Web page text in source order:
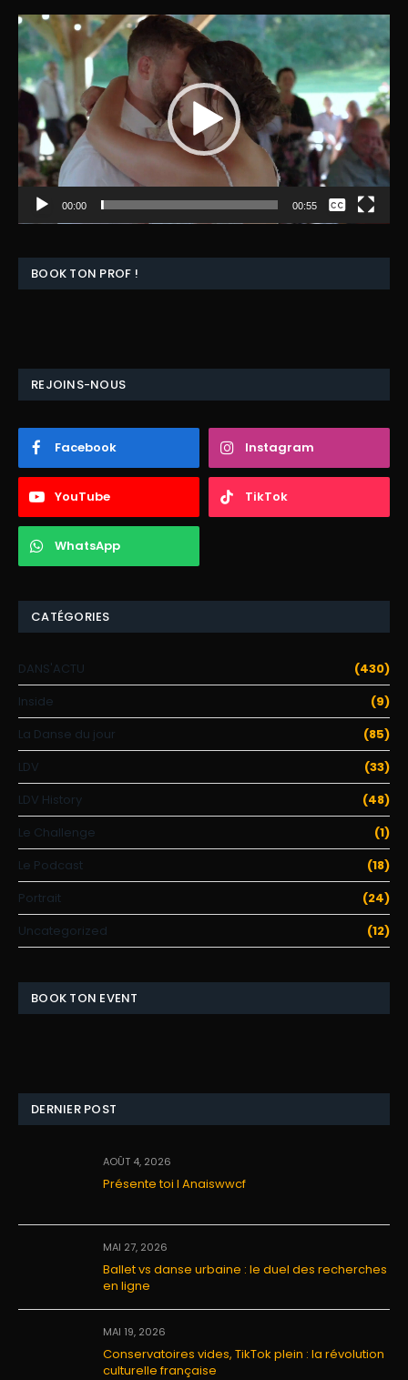
Lecteur
vidéo
00:00 00:55
Aucun
BOOK TON PROF !
REJOINS-NOUS
Facebook Instagram
YouTube TikTok
WhatsApp
CATÉGORIES
DANS'ACTU
(430)
Inside
(9)
La Danse du jour
(85)
LDV
(33)
LDV History
(48)
Le Challenge
(1)
Le Podcast
(18)
Portrait
(24)
Uncategorized
(12)
BOOK TON EVENT
DERNIER POST
AOÛT 4, 2026
Présente toi I Anaiswwcf
MAI 27, 2026
Ballet vs danse urbaine : le duel des recherches
en ligne
MAI 19, 2026
Conservatoires vides, TikTok plein : la révolution
culturelle française